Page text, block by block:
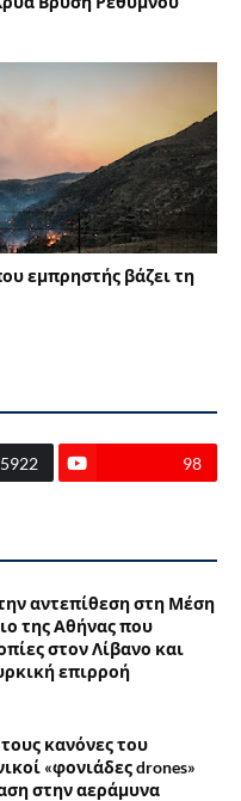
εμπρηστής βάζει τη
5922 98
αντεπίθεση στη Μέση
της Αθήνας που
στον Λίβανο και
επιρροή
κανόνες του
«φονιάδες drones»
στην αεράμυνα